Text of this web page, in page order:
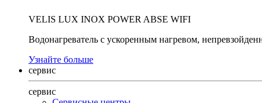
VELIS LUX INOX POWER ABSE WIFI
Водонагреватель с ускоренным нагревом,
Узнайте больше
сервис
сервис